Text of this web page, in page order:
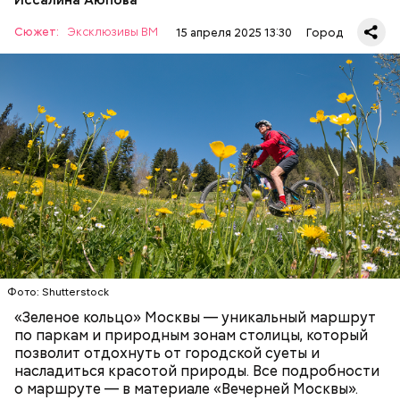
Сюжет: Эксклюзивы ВМ 15 апреля 2025 13:30 Город
Фото: Shutterstock
«Зеленое кольцо» Москвы — уникальный маршрут
по паркам и природным зонам столицы, который
позволит отдохнуть от городской суеты и
насладиться красотой природы. Все подробности
о маршруте — в материале «Вечерней Москвы».
Как рассказали «ВМ» в пресс-службе ЦОДД,
веломаршрут «Зеленое кольцо» соединит зеленые
зоны, метро, МЦД и МЦК по всей Москве.
Протяженность такого маршрута составит 120
километров:
СПОРТ ОТДЫХ
ВЕЛОСИПЕДЫ
САМОКАТЫ
МОСКВА
Патриаршие пруды
Аннушка разлила подсолнечное масло, и Берлиоз
остался без головы. Это произошло на перекрестке
изображением силуэтов Воланда, Коровьева и
Бегемота, который предостерегает от разговоров
с незнакомцами.